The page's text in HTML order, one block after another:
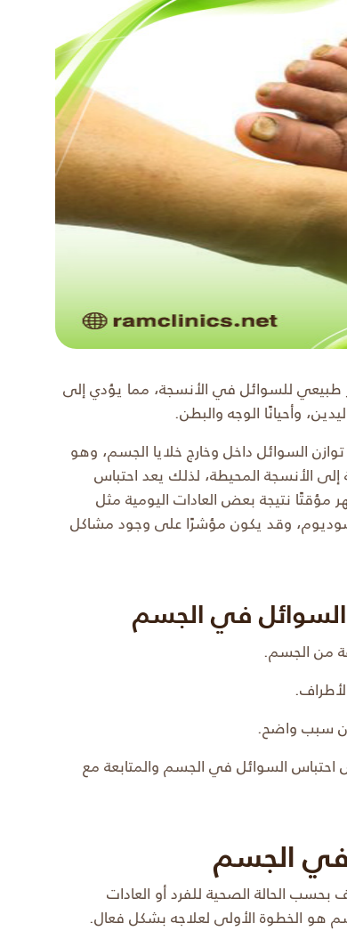
طبيعي للسوائل في الأنسجة، مما يؤدي إلى
وأحيانًا الوجه والبطن.
السوائل داخل وخارج خلايا الجسم، وهو
الأنسجة المحيطة، لذلك يعد احتباس
نتيجة بعض العادات اليومية مثل
وقد يكون مؤشرًا على وجود مشاكل
في الجسم
من الجسم.
سبب واضح.
احتباس السوائل في الجسم والمتابعة مع
في الجسم
الحالة الصحية للفرد أو العادات
هو الخطوة الأولى لعلاجه بشكل فعال.